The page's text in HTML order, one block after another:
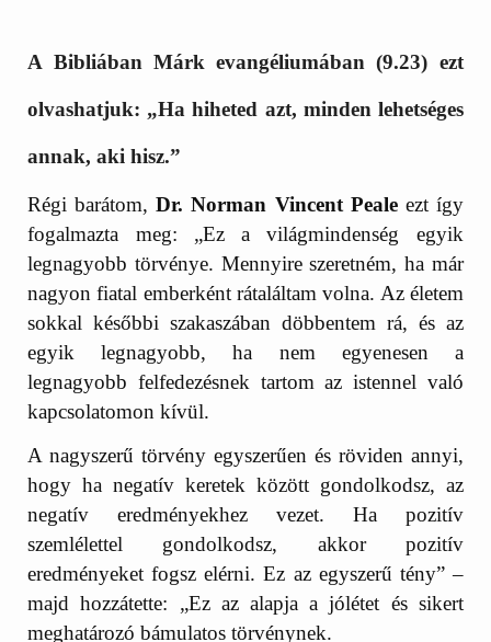
A Bibliában Márk evangéliumában (9.23) ezt
olvashatjuk: „Ha hiheted azt, minden lehetséges
annak, aki hisz.”
Régi barátom, Dr. Norman Vincent Pealeezt így
fogalmazta meg: „Ez a világmindenség egyik
legnagyobb törvénye. Mennyire szeretném, ha már
nagyon fiatal emberként rátaláltam volna. Az életem
sokkal későbbi szakaszában döbbentem rá, és az
egyik legnagyobb, ha nem egyenesen a
legnagyobb felfedezésnek tartom az istennel való
kapcsolatomon kívül.
A nagyszerű törvény egyszerűen és röviden annyi,
hogy ha negatív keretek között gondolkodsz, az
negatív eredményekhez vezet. Ha pozitív
szemlélettel gondolkodsz, akkor pozitív
eredményeket fogsz elérni. Ez az egyszerű tény” –
majd hozzátette: „Ez az alapja a jólétet és sikert
meghatározó bámulatos törvénynek.